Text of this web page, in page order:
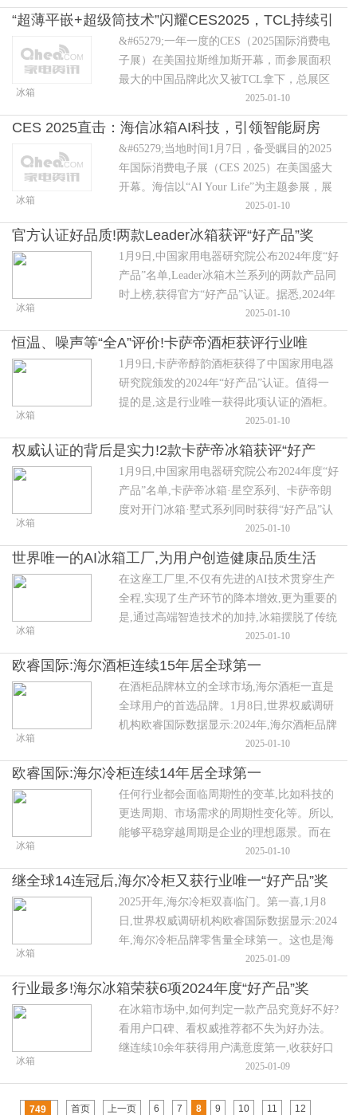
是,这已经是海尔冰箱连续17年稳坐全球第一
的宝座。
“超薄平嵌+超级筒技术”闪耀CES2025，TCL持续引
领2025冰洗市场
&#65279;一年一度的CES（2025国际消费电
子展）在美国拉斯维加斯开幕，而参展面积
最大的中国品牌此次又被TCL拿下，总展区
面积达到了2342，毕竟在美国市场，TCL电
视零售量可高居美国第二，妥妥的中国之
光。当然，TCL实
冰箱 2025-01-10
CES 2025直击：海信冰箱AI科技，引领智能厨房
&#65279;当地时间1月7日，备受瞩目的2025
年国际消费电子展（CES 2025）在美国盛大
开幕。海信以“AI Your Life”为主题参展，展
示了AI在显示技术、智慧家庭、智慧城市等
多个场景的创新应用成果。其中，海信智能
冰箱 2025-01-10
官方认证好品质!两款Leader冰箱获评“好产品”奖
1月9日,中国家用电器研究院公布2024年度“好
产品”名单,Leader冰箱木兰系列的两款产品同
时上榜,获得官方“好产品”认证。据悉,2024年
Leader冰箱在3K+价位段销量同比增幅为55%,
其中木兰、悦己爆品系列销量增幅达到187%,
一经上市就成为年轻人关注的焦点。
冰箱 2025-01-10
恒温、噪声等“全A”评价!卡萨帝酒柜获评行业唯
一“好产品”
1月9日,卡萨帝醇韵酒柜获得了中国家用电器
研究院颁发的2024年“好产品”认证。值得一
提的是,这是行业唯一获得此项认证的酒柜。
认证过程中,检测机构针对卡萨帝酒柜的恒温
恒湿、噪声、耗电量等多项性能进行了严格
测试,并达到了全A级的优异表现。
冰箱 2025-01-10
权威认证的背后是实力!2款卡萨帝冰箱获评“好产
品”
1月9日,中国家用电器研究院公布2024年度“好
产品”名单,卡萨帝冰箱·星空系列、卡萨帝朗
度对开门冰箱·墅式系列同时获得“好产品”认
证。权威认证的背后,是卡萨帝冰箱长期领先
行业的综合实力。我们不妨先从科技、设计
两大实力入手,分析一下卡萨帝冰箱获各界认
可的内在原因。
冰箱 2025-01-10
世界唯一的AI冰箱工厂,为用户创造健康品质生活
在这座工厂里,不仅有先进的AI技术贯穿生产
全程,实现了生产环节的降本增效,更为重要的
是,通过高端智造技术的加持,冰箱摆脱了传统
保鲜工具的单一属性,摇身一变成为用户家中
的高品质高颜值的艺术品,以及健康饮食生活
里的智慧管家。
冰箱 2025-01-10
欧睿国际:海尔酒柜连续15年居全球第一
在酒柜品牌林立的全球市场,海尔酒柜一直是
全球用户的首选品牌。1月8日,世界权威调研
机构欧睿国际数据显示:2024年,海尔酒柜品牌
零售量全球第一。这也是海尔酒柜第15次蝉
联全球第一。从各国市场来看,在英国、法
国、意大利、比利时等国家,海尔酒柜均稳居
市场TOP1。
冰箱 2025-01-10
欧睿国际:海尔冷柜连续14年居全球第一
任何行业都会面临周期性的变革,比如科技的
更迭周期、市场需求的周期性变化等。所以,
能够平稳穿越周期是企业的理想愿景。而在
冷柜行业,海尔冷柜就像行业的“压舱石”一样
坚韧稳固。1月8日,世界权威调研机构欧睿国
际数据显示:2024年,海尔冷柜品牌零售量全球
第一。这也是海尔冷柜第14次蝉联全球第
一。
冰箱 2025-01-10
继全球14连冠后,海尔冷柜又获行业唯一“好产品”奖
2025开年,海尔冷柜双喜临门。第一喜,1月8
日,世界权威调研机构欧睿国际数据显示:2024
年,海尔冷柜品牌零售量全球第一。这也是海
尔冷柜第14次蝉联全球第一。第二喜,1月9日,
中国家用电器研究院公布了2024年度“好产
品”获奖名单,海尔冷柜(下称“海尔至味系列深
冷鲜冻立式柜”)荣获行业唯一“好产品”奖。
冰箱 2025-01-09
行业最多!海尔冰箱荣获6项2024年度“好产品”奖
在冰箱市场中,如何判定一款产品究竟好不好?
看用户口碑、看权威推荐都不失为好办法。
继连续10余年获得用户满意度第一,收获好口
碑后,1月9日,海尔冰箱又迎来权威推荐,在中
国家用电器研究院公布2024年度“好产品”名
单中,其一举斩获6项“好产品奖”。
冰箱 2025-01-09
749 首页 上一页 6 7 8 9 10 11 12